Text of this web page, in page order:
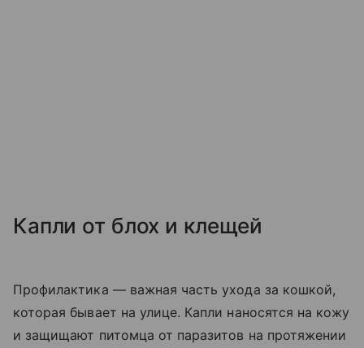
Капли от блох и клещей
Профилактика — важная часть ухода за кошкой,
которая бывает на улице. Капли наносятся на кожу
и защищают питомца от паразитов на протяжении